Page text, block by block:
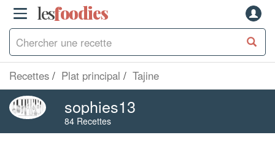
lesfoodies
Recettes Plat principal Tajine
sophies13
84 Recettes